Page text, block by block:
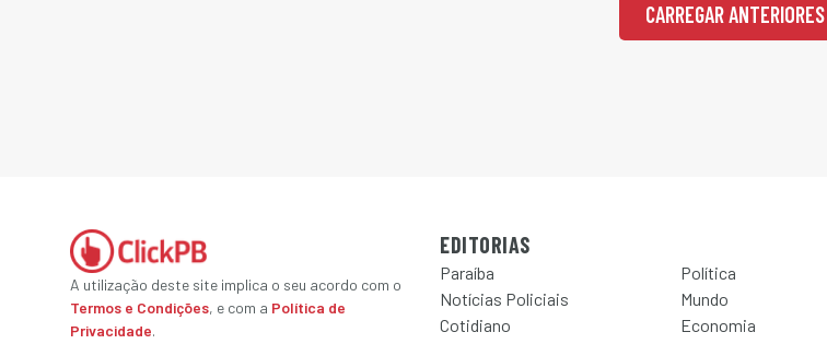
CARREGAR ANTERIORES
A utilização deste site implica o seu acordo com o
Termos e Condições, e com a Política de
Privacidade.
EDITORIAS
Paraíba Política
Notícias Policiais
Mundo
Cotidiano
Economia